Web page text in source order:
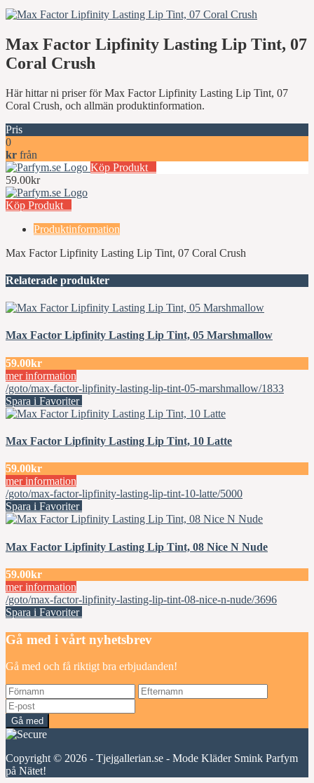
Max Factor Lipfinity Lasting Lip Tint, 07
Coral Crush
Här hittar ni priser för Max Factor Lipfinity Lasting Lip Tint, 07
Coral Crush, och allmän produktinformation.
Pris
0
kr från
Köp Produkt
59.00kr
Köp Produkt
Produktinformation
Max Factor Lipfinity Lasting Lip Tint, 07 Coral Crush
Relaterade produkter
Max Factor Lipfinity Lasting Lip Tint, 05 Marshmallow
59.00kr
mer information
/goto/max-factor-lipfinity-lasting-lip-tint-05-marshmallow/1833
Spara i Favoriter
Max Factor Lipfinity Lasting Lip Tint, 10 Latte
59.00kr
mer information
/goto/max-factor-lipfinity-lasting-lip-tint-10-latte/5000
Spara i Favoriter
Max Factor Lipfinity Lasting Lip Tint, 08 Nice N Nude
59.00kr
mer information
/goto/max-factor-lipfinity-lasting-lip-tint-08-nice-n-nude/3696
Spara i Favoriter
Gå med i vårt nyhetsbrev
Gå med och få riktigt bra erbjudanden!
Gå med
Copyright © 2026 - Tjejgallerian.se - Mode Kläder Smink Parfym
på Nätet!